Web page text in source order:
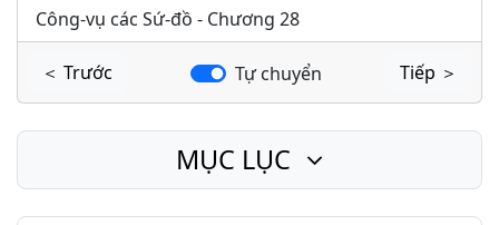
Công-vụ các Sứ-đồ - Chương 28
＜ Trước Tự chuyển Tiếp ＞
MỤC LỤC